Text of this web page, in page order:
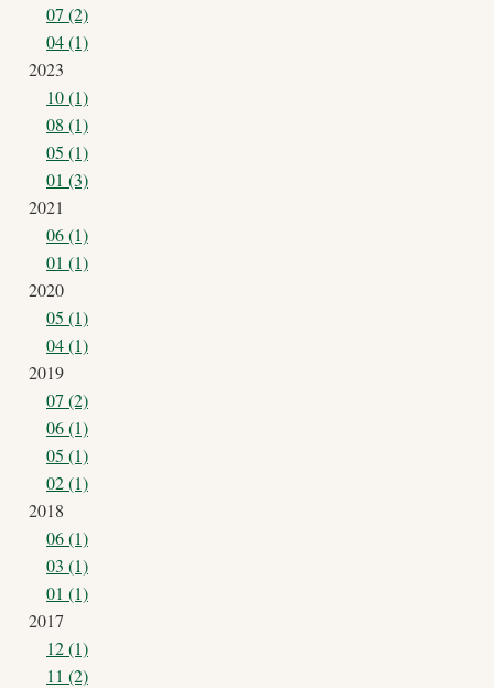
07 (2)
04 (1)
2023
10 (1)
08 (1)
05 (1)
01 (3)
2021
06 (1)
01 (1)
2020
05 (1)
04 (1)
2019
07 (2)
06 (1)
05 (1)
02 (1)
2018
06 (1)
03 (1)
01 (1)
2017
12 (1)
11 (2)